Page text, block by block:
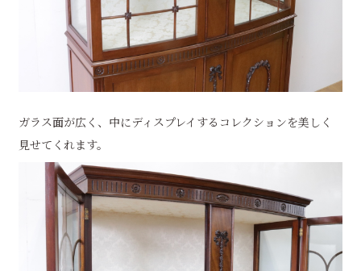
ガラス面が広く、中にディスプレイするコレクションを美しく
見せてくれます。